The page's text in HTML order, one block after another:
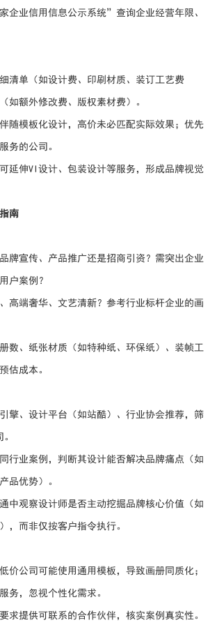
企业信用信息公示系统”查询企业经营年限、
清单（如设计费、印刷材质、装订工艺费
如额外修改费、版权素材费）。
随模板化设计，高价未必匹配实际效果；优先
务的公司。
延伸VI设计、包装设计等服务，形成品牌视觉
南
牌宣传、产品推广还是招商引资？需突出企业
户案例？
高端奢华、文艺清新？参考行业标杆企业的画
数、纸张材质（如特种纸、环保纸）、装帧工
估成本。
擎、设计平台（如站酷）、行业协会推荐，筛
行业案例，判断其设计能否解决品牌痛点（如
品优势）。
中观察设计师是否主动挖掘品牌核心价值（如
，而非仅按客户指令执行。
公司可能使用通用模板，导致画册同质化；
务，忽视个性化需求。
提供可联系的合作伙伴，核实案例真实性。